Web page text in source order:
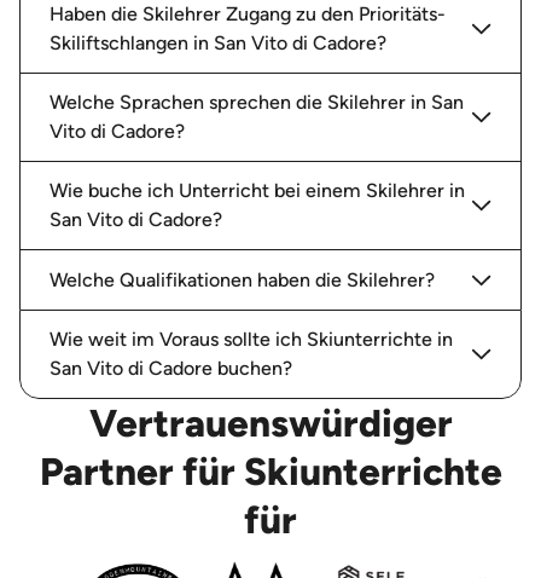
Haben die Skilehrer Zugang zu den Prioritäts-
Skiliftschlangen in San Vito di Cadore?
Welche Sprachen sprechen die Skilehrer in San
Vito di Cadore?
Wie buche ich Unterricht bei einem Skilehrer in
San Vito di Cadore?
Welche Qualifikationen haben die Skilehrer?
Wie weit im Voraus sollte ich Skiunterrichte in
San Vito di Cadore buchen?
Vertrauenswürdiger
Partner für Skiunterrichte
für